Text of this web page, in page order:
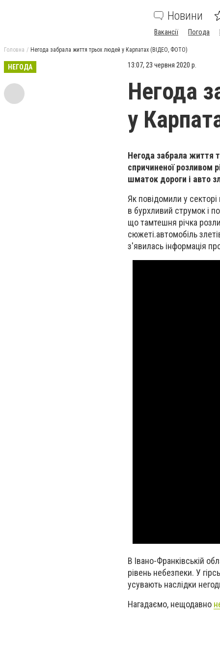
Новини
Вакансії Погода
Головна Негода забрала життя трьох людей у Карпатах (ВІДЕО, ФОТО)
НЕГОДА 13:07, 23 червня 2020 р.
Негода
у
Негода забрала життя
спричиненої розливом
шматок дороги і авто
Як повідомили у секторі
в бурхливий струмок і
що тамтешня річка
сюжеті.автомобіль
з'явилась інформація
В Івано-Франківській
рівень небезпеки. У
усувають наслідки
Нагадаємо, нещодавно